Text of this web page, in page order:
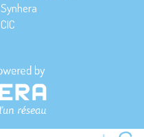
Synhera
CIC